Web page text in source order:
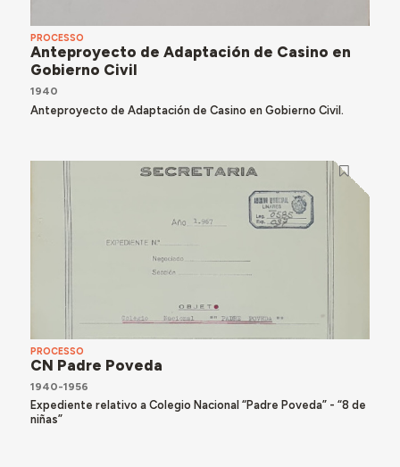
PROCESSO
Anteproyecto de Adaptación de Casino en
Gobierno Civil
1940
Anteproyecto de Adaptación de Casino en Gobierno Civil.
PROCESSO
CN Padre Poveda
1940-1956
Expediente relativo a Colegio Nacional “Padre Poveda” - “8 de
niñas”